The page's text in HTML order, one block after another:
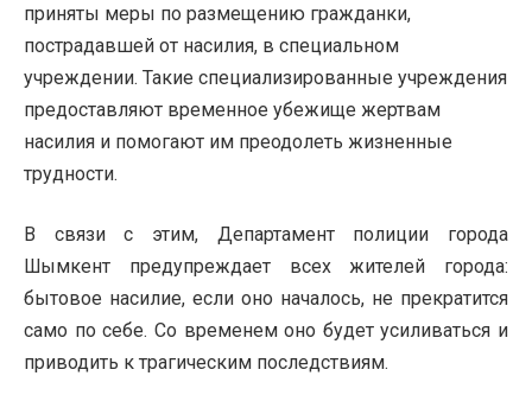
приняты меры по размещению гражданки,
пострадавшей от насилия, в специальном
учреждении. Такие специализированные учреждения
предоставляют временное убежище жертвам
насилия и помогают им преодолеть жизненные
трудности.
В связи с этим, Департамент полиции города
Шымкент предупреждает всех жителей города:
бытовое насилие, если оно началось, не прекратится
само по себе. Со временем оно будет усиливаться и
приводить к трагическим последствиям.